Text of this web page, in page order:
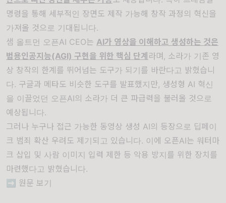
명령을 통해 세부적인 장면도 제작 가능해 창작 과정의 혁신을
가져올 것으로 기대됩니다.
샘 올트먼 오픈AI CEO는 AI가 영상을 이해하고 생성하는 것은
범용인공지능(AGI) 구현을 위한 핵심 단계 라며, 소라가 기존 영
상 창작의 한계를 뛰어넘는 도구가 되기를 바란다고 밝혔습니
다. 구글과 메타도 비슷한 도구를 발표했지만, 생성형 AI 혁신
을 이끌었던 오픈AI의 소라가 더 큰 파급력을 불러올 것으로
예상됩니다.
그러나 누구나 접근 가능한 동영상 생성 AI의 등장으로 딥페이
크 범죄 확산 우려도 제기되고 있습니다. 이에 오픈AI는 워터마
크 삽입 및 사람 이미지 입력 제한 등 악용 방지를 위한 장치를
마련했다고 밝혔습니다.
➡️ 원문 보기